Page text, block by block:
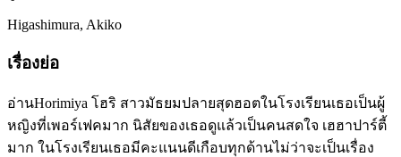
Higashimura, Akiko
เรื่องย่อ
อ่านHorimiya โฮริ สาวมัธยมปลายสุดฮอตในโรงเรียนเธอเป็นผู้
หญิงที่เพอร์เฟคมาก นิสัยของเธอดูแล้วเป็นคนสดใจ เฮฮาปาร์ตี้
มาก ในโรงเรียนเธอมีคะแนนดีเกือบทุกด้านไม่ว่าจะเป็นเรื่อง